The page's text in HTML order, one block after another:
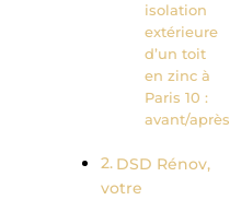
isolation
extérieure
d’un toit
en zinc à
Paris 10 :
avant/après
DSD Rénov,
votre